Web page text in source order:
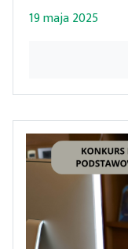
19 maja 2025